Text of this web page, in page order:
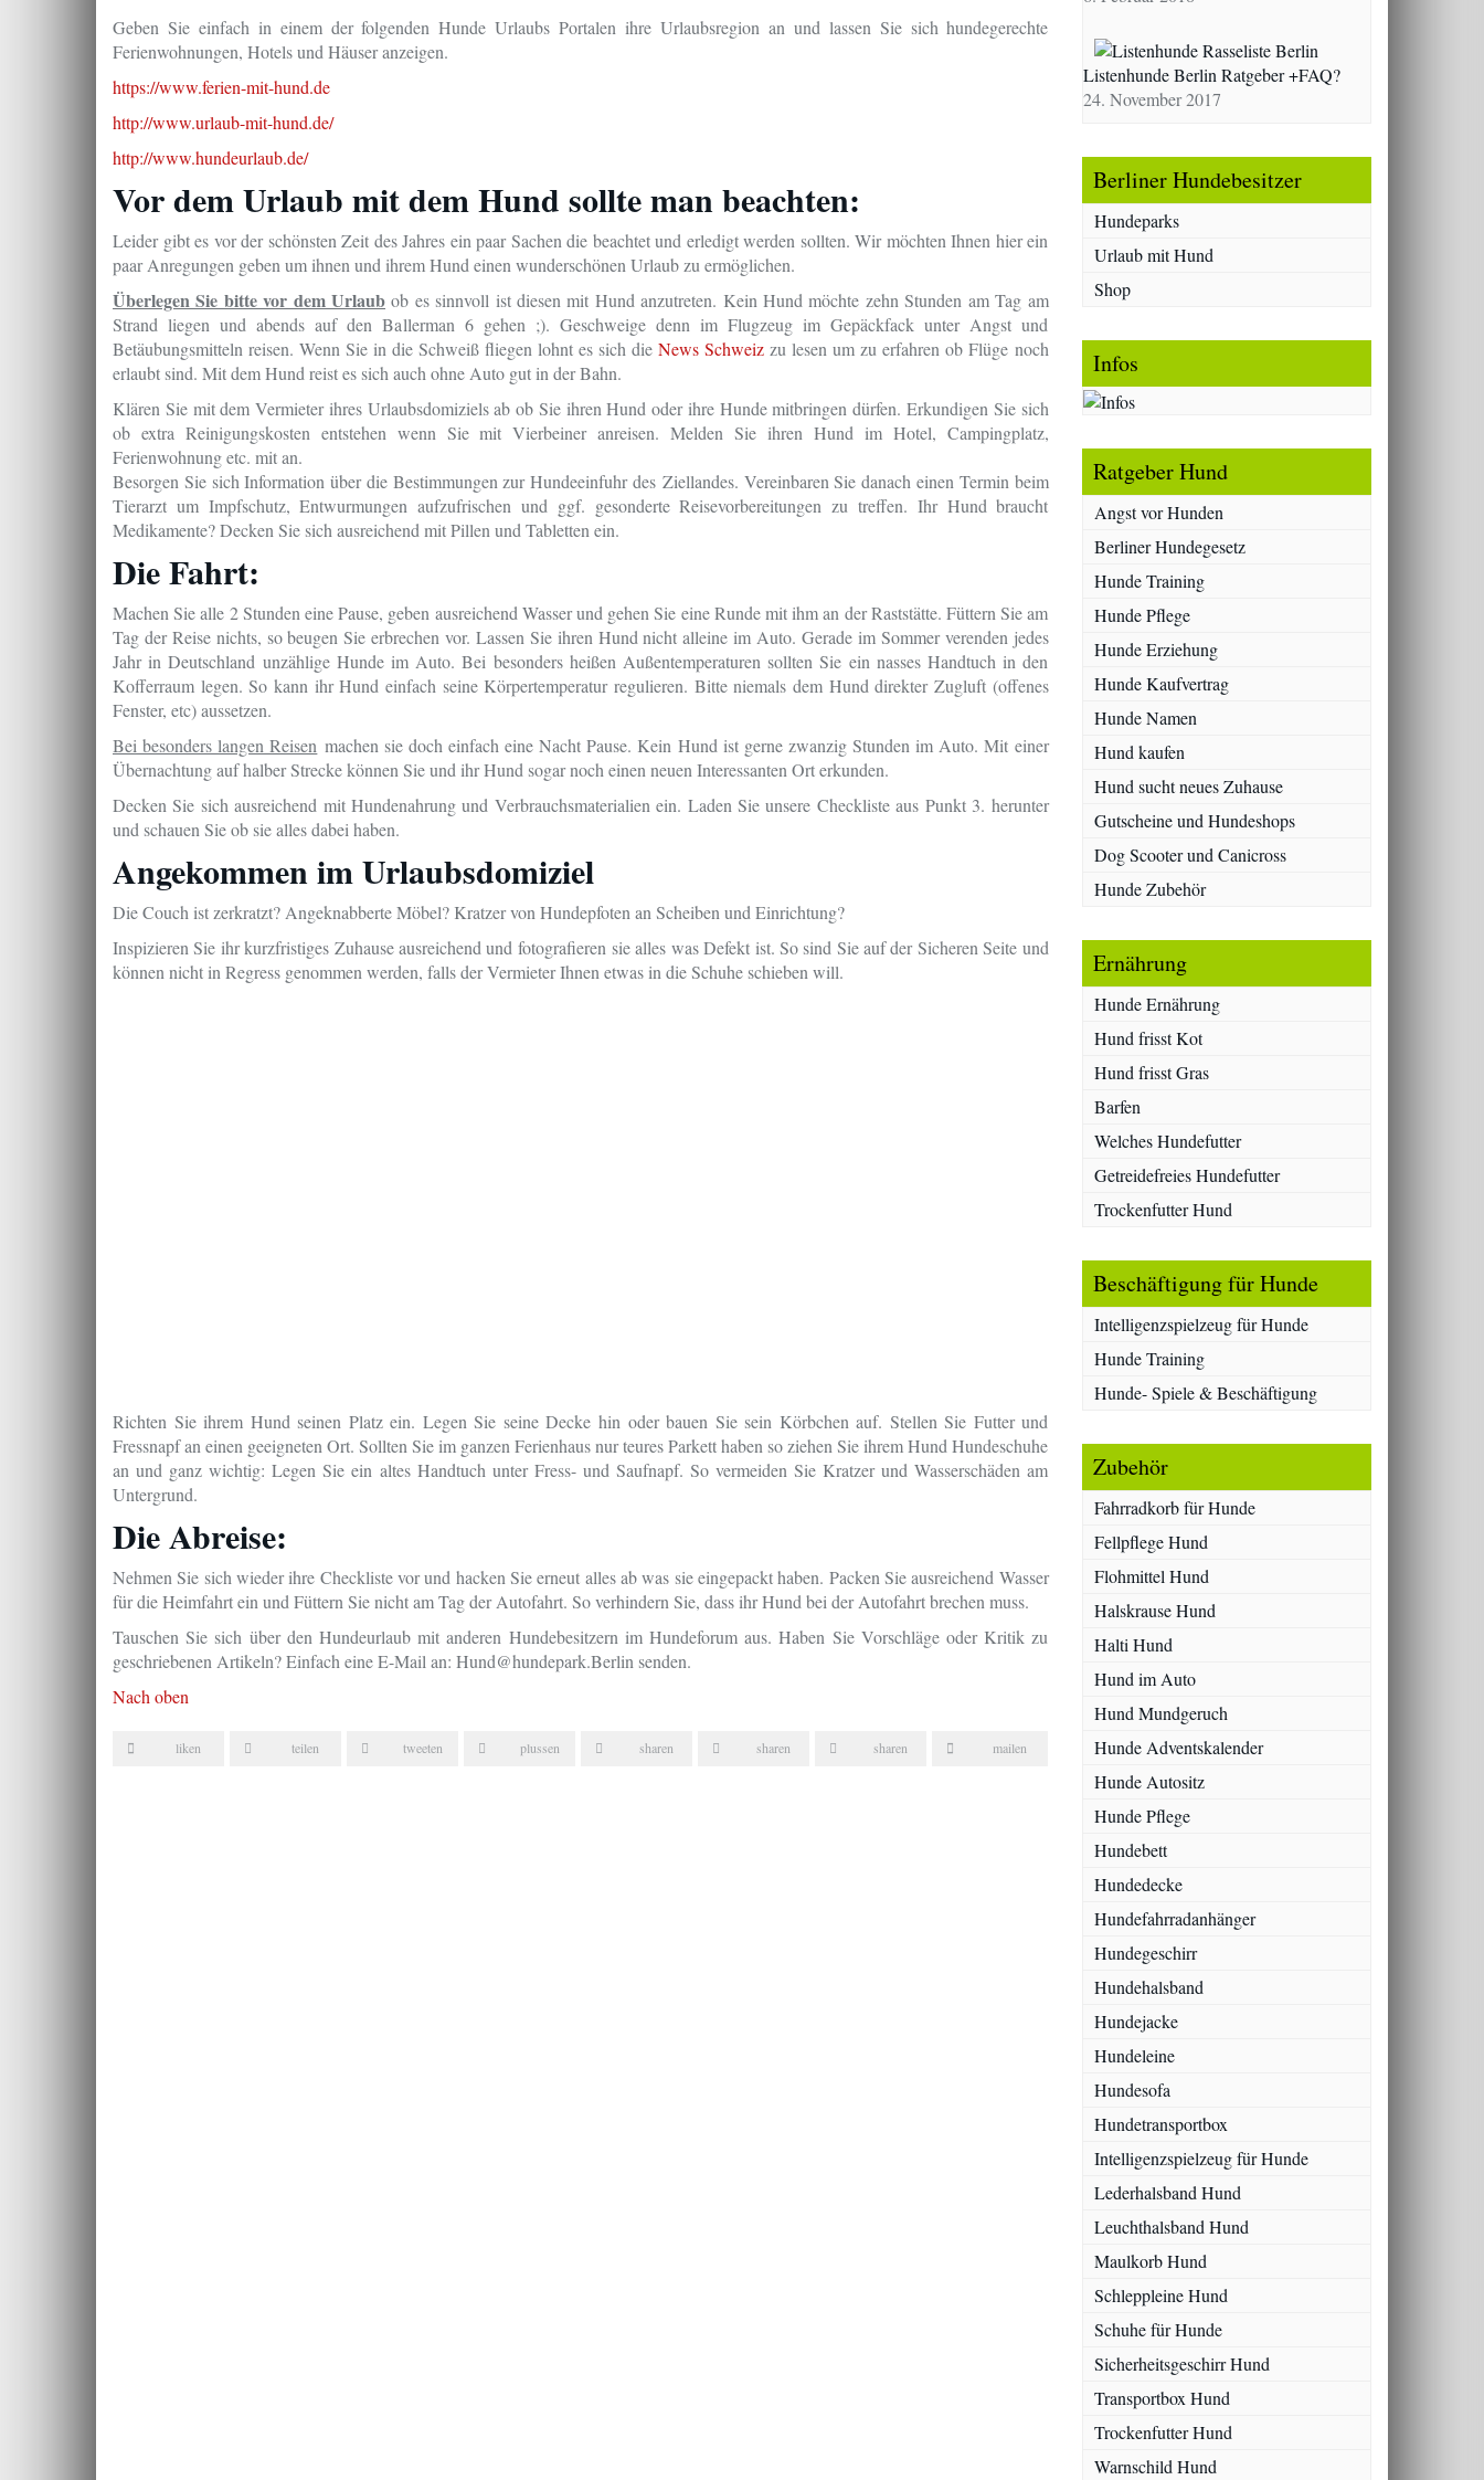
Geben Sie einfach in einem der folgenden Hunde Urlaubs Portalen ihre Urlaubsregion an und lassen Sie sich hundegerechte
Ferienwohnungen, Hotels und Häuser anzeigen.
https://www.ferien-mit-hund.de
http://www.urlaub-mit-hund.de/
http://www.hundeurlaub.de/
Vor dem Urlaub mit dem Hund sollte man beachten:
Leider gibt es vor der schönsten Zeit des Jahres ein paar Sachen die beachtet und erledigt werden sollten. Wir möchten Ihnen hier ein
paar Anregungen geben um ihnen und ihrem Hund einen wunderschönen Urlaub zu ermöglichen.
Überlegen Sie bitte vor dem Urlaub ob es sinnvoll ist diesen mit Hund anzutreten. Kein Hund möchte zehn Stunden am Tag am
Strand liegen und abends auf den Ballerman 6 gehen ;). Geschweige denn im Flugzeug im Gepäckfack unter Angst und
Betäubungsmitteln reisen. Wenn Sie in die Schweiß fliegen lohnt es sich dieNews Schweiz zu lesen um zu erfahren ob Flüge noch
erlaubt sind. Mit dem Hund reist es sich auch ohne Auto gut in der Bahn.
Klären Sie mit dem Vermieter ihres Urlaubsdomiziels ab ob Sie ihren Hund oder ihre Hunde mitbringen dürfen. Erkundigen Sie sich
ob extra Reinigungskosten entstehen wenn Sie mit Vierbeiner anreisen. Melden Sie ihren Hund im Hotel, Campingplatz,
Ferienwohnung etc. mit an.
Besorgen Sie sich Information über die Bestimmungen zur Hundeeinfuhr des Ziellandes. Vereinbaren Sie danach einen Termin beim
Tierarzt um Impfschutz, Entwurmungen aufzufrischen und ggf. gesonderte Reisevorbereitungen zu treffen. Ihr Hund braucht
Medikamente? Decken Sie sich ausreichend mit Pillen und Tabletten ein.
Die Fahrt:
Machen Sie alle 2 Stunden eine Pause, geben ausreichend Wasser und gehen Sie eine Runde mit ihm an der Raststätte. Füttern Sie am
Tag der Reise nichts, so beugen Sie erbrechen vor. Lassen Sie ihren Hund nicht alleine im Auto. Gerade im Sommer verenden jedes
Jahr in Deutschland unzählige Hunde im Auto. Bei besonders heißen Außentemperaturen sollten Sie ein nasses Handtuch in den
Kofferraum legen. So kann ihr Hund einfach seine Körpertemperatur regulieren. Bitte niemals dem Hund direkter Zugluft (offenes
Fenster, etc) aussetzen.
Bei besonders langen Reisen machen sie doch einfach eine Nacht Pause. Kein Hund ist gerne zwanzig Stunden im Auto. Mit einer
Übernachtung auf halber Strecke können Sie und ihr Hund sogar noch einen neuen Interessanten Ort erkunden.
Decken Sie sich ausreichend mit Hundenahrung und Verbrauchsmaterialien ein. Laden Sie unsere Checkliste aus Punkt 3. herunter
und schauen Sie ob sie alles dabei haben.
Angekommen im Urlaubsdomiziel
Die Couch ist zerkratzt? Angeknabberte Möbel? Kratzer von Hundepfoten an Scheiben und Einrichtung?
Inspizieren Sie ihr kurzfristiges Zuhause ausreichend und fotografieren sie alles was Defekt ist. So sind Sie auf der Sicheren Seite und
können nicht in Regress genommen werden, falls der Vermieter Ihnen etwas in die Schuhe schieben will.
Richten Sie ihrem Hund seinen Platz ein. Legen Sie seine Decke hin oder bauen Sie sein Körbchen auf. Stellen Sie Futter und
Fressnapf an einen geeigneten Ort. Sollten Sie im ganzen Ferienhaus nur teures Parkett haben so ziehen Sie ihrem Hund Hundeschuhe
an und ganz wichtig: Legen Sie ein altes Handtuch unter Fress- und Saufnapf. So vermeiden Sie Kratzer und Wasserschäden am
Untergrund.
Die Abreise:
Nehmen Sie sich wieder ihre Checkliste vor und hacken Sie erneut alles ab was sie eingepackt haben. Packen Sie ausreichend Wasser
für die Heimfahrt ein und Füttern Sie nicht am Tag der Autofahrt. So verhindern Sie, dass ihr Hund bei der Autofahrt brechen muss.
Tauschen Sie sich über den Hundeurlaub mit anderen Hundebesitzern im Hundeforum aus. Haben Sie Vorschläge oder Kritik zu
geschriebenen Artikeln? Einfach eine E-Mail an: Hund@hundepark.Berlin senden.
Nach oben
liken teilen tweeten plussen sharen sharen sharen mailen
Listenhunde Berlin Ratgeber +FAQ?
24. November 2017
Berliner Hundebesitzer
Hundeparks
Urlaub mit Hund
Shop
Infos
Ratgeber Hund
Angst vor Hunden
Berliner Hundegesetz
Hunde Training
Hunde Pflege
Hunde Erziehung
Hunde Kaufvertrag
Hunde Namen
Hund kaufen
Hund sucht neues Zuhause
Gutscheine und Hundeshops
Dog Scooter und Canicross
Hunde Zubehör
Ernährung
Hunde Ernährung
Hund frisst Kot
Hund frisst Gras
Barfen
Welches Hundefutter
Getreidefreies Hundefutter
Trockenfutter Hund
Beschäftigung für Hunde
Intelligenzspielzeug für Hunde
Hunde Training
Hunde- Spiele & Beschäftigung
Zubehör
Fahrradkorb für Hunde
Fellpflege Hund
Flohmittel Hund
Halskrause Hund
Halti Hund
Hund im Auto
Hund Mundgeruch
Hunde Adventskalender
Hunde Autositz
Hunde Pflege
Hundebett
Hundedecke
Hundefahrradanhänger
Hundegeschirr
Hundehalsband
Hundejacke
Hundeleine
Hundesofa
Hundetransportbox
Intelligenzspielzeug für Hunde
Lederhalsband Hund
Leuchthalsband Hund
Maulkorb Hund
Schleppleine Hund
Schuhe für Hunde
Sicherheitsgeschirr Hund
Transportbox Hund
Trockenfutter Hund
Warnschild Hund